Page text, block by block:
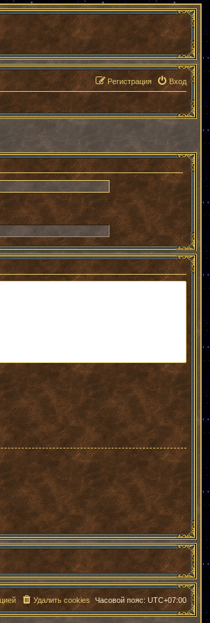
Вход
Регистрация
Часовой пояс:UTC+07:00
Удалить cookies